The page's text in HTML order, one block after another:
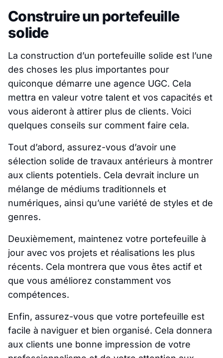
Construire un portefeuille
solide
La construction d’un portefeuille solide est l’une
des choses les plus importantes pour
quiconque démarre une agence UGC. Cela
mettra en valeur votre talent et vos capacités et
vous aideront à attirer plus de clients. Voici
quelques conseils sur comment faire cela.
Tout d’abord, assurez-vous d’avoir une
sélection solide de travaux antérieurs à montrer
aux clients potentiels. Cela devrait inclure un
mélange de médiums traditionnels et
numériques, ainsi qu’une variété de styles et de
genres.
Deuxièmement, maintenez votre portefeuille à
jour avec vos projets et réalisations les plus
récents. Cela montrera que vous êtes actif et
que vous améliorez constamment vos
compétences.
Enfin, assurez-vous que votre portefeuille est
facile à naviguer et bien organisé. Cela donnera
aux clients une bonne impression de votre